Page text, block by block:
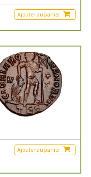
Ajouter au panier
Ajouter au panier